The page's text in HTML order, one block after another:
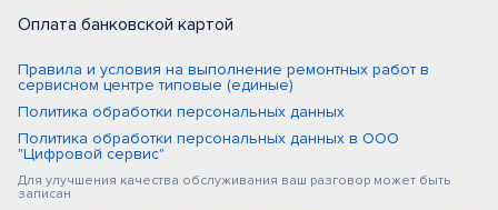
Оплата банковской картой
Правила и условия на выполнение ремонтных работ в
сервисном центре типовые (единые)
Политика обработки персональных данных
Политика обработки персональных данных в ООО
"Цифровой сервис"
Для улучшения качества обслуживания ваш разговор может быть
записан